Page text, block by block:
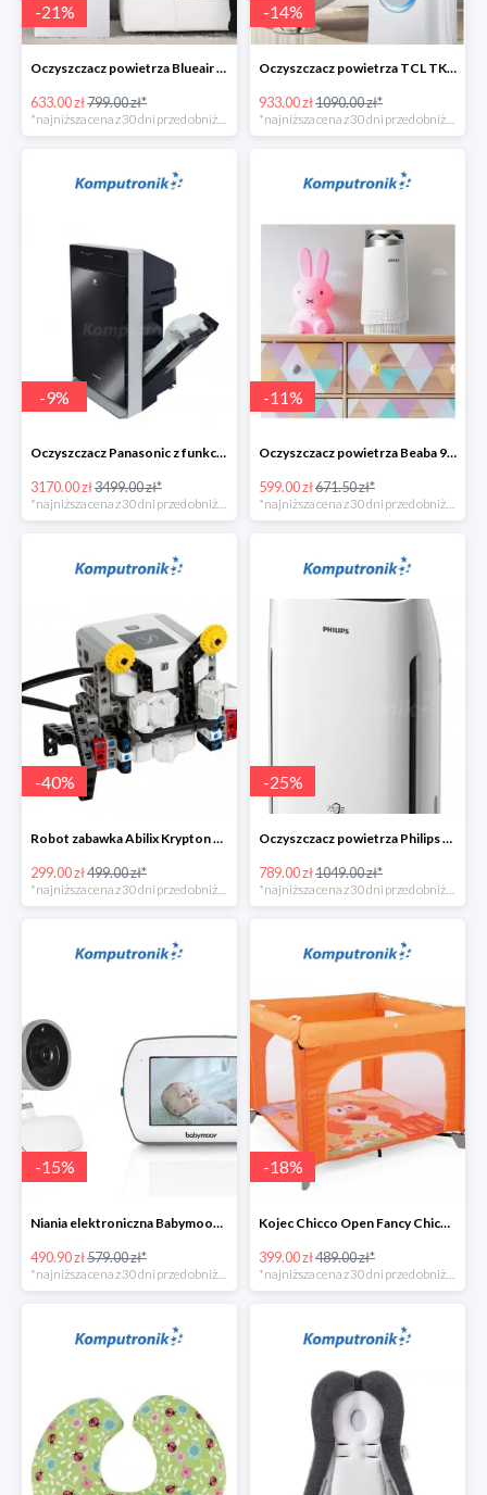
-21%
Oczyszczacz powietrza Blueair 203 Classic -135zł
633.00 zł799.00 zł*
*najniższa cena z 30 dni przed obniżką
-14%
Oczyszczacz powietrza TCL TKJ400F -156zł
933.00 zł1090.00 zł*
*najniższa cena z 30 dni przed obniżką
-9%
Oczyszczacz Panasonic z funkcją nawilżania - 328zł
3170.00 zł3499.00 zł*
*najniższa cena z 30 dni przed obniżką
-11%
Oczyszczacz powietrza Beaba 920328
599.00 zł671.50 zł*
*najniższa cena z 30 dni przed obniżką
-40%
Robot zabawka Abilix Krypton 0 w super cenie
299.00 zł499.00 zł*
-25%
Oczyszczacz powietrza Philips AC1217/10
789.00 zł1049.00 zł*
-15%
Niania elektroniczna Babymoov Yoo-Feel w super cenie
490.90 zł579.00 zł*
*najniższa cena z 30 dni przed obniżką
-18%
Kojec Chicco Open Fancy Chicken w super cenie
399.00 zł489.00 zł*
*najniższa cena z 30 dni przed obniżką